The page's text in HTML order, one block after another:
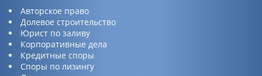
Авторское право
Долевое строительство
Юрист по заливу
Корпоративные дела
Кредитные споры
Споры по лизингу